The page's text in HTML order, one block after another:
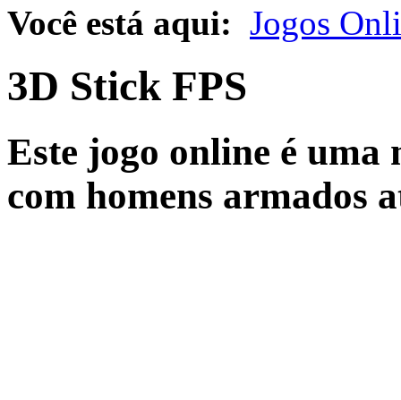
Você está aqui: Jogos
3D Stick FPS
Este jogo online é
com homens armados